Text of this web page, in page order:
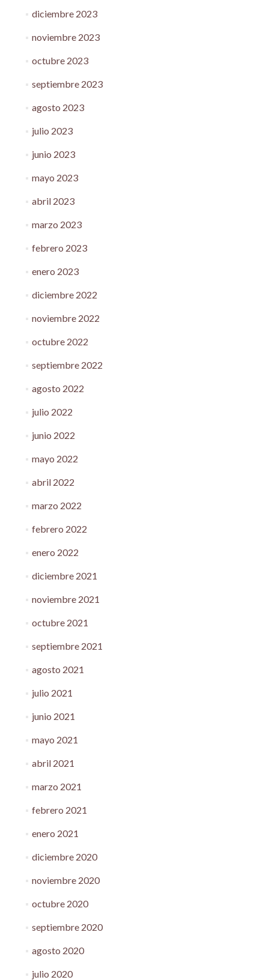
diciembre 2023
noviembre 2023
octubre 2023
septiembre 2023
agosto 2023
julio 2023
junio 2023
mayo 2023
abril 2023
marzo 2023
febrero 2023
enero 2023
diciembre 2022
noviembre 2022
octubre 2022
septiembre 2022
agosto 2022
julio 2022
junio 2022
mayo 2022
abril 2022
marzo 2022
febrero 2022
enero 2022
diciembre 2021
noviembre 2021
octubre 2021
septiembre 2021
agosto 2021
julio 2021
junio 2021
mayo 2021
abril 2021
marzo 2021
febrero 2021
enero 2021
diciembre 2020
noviembre 2020
octubre 2020
septiembre 2020
agosto 2020
julio 2020